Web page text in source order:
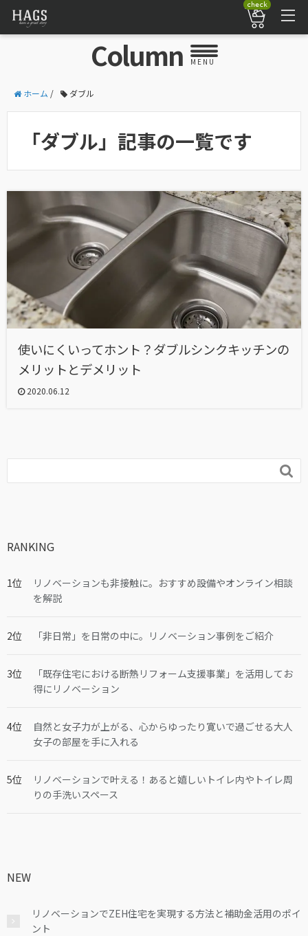
check
Column MENU
ホーム / ダブル
「ダブル」記事の一覧です
使いにくいってホント？ダブルシンクキッチンの
メリットとデメリット
2020.06.12

RANKING
リノベーションも非接触に。おすすめ設備やオンライン相談
を解説
「非日常」を日常の中に。リノベーション事例をご紹介
「既存住宅における断熱リフォーム支援事業」を活用してお
得にリノベーション
自然と女子力が上がる、心からゆったり寛いで過ごせる大人
女子の部屋を手に入れる
リノベーションで叶える！あると嬉しいトイレ内やトイレ周
りの手洗いスペース
NEW
リノベーションでZEH住宅を実現する方法と補助金活用のポイ
ント